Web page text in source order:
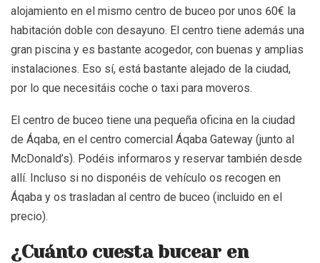
alojamiento en el mismo centro de buceo por unos 60€ la
habitación doble con desayuno. El centro tiene además una
gran piscina y es bastante acogedor, con buenas y amplias
instalaciones. Eso sí, está bastante alejado de la ciudad,
por lo que necesitáis coche o taxi para moveros.
El centro de buceo tiene una pequeña oficina en la ciudad
de Áqaba, en el centro comercial Áqaba Gateway (junto al
McDonald’s). Podéis informaros y reservar también desde
allí. Incluso si no disponéis de vehículo os recogen en
Áqaba y os trasladan al centro de buceo (incluido en el
precio).
¿Cuánto cuesta bucear en